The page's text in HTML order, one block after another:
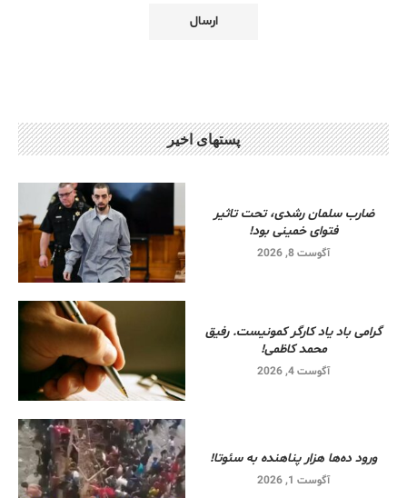
پستهای اخیر
ضارب سلمان رشدی، تحت تاثیر
فتوای خمینی بود!
آگوست 8, 2026
گرامی باد یاد کارگر کمونیست. رفیق
محمد کاظمی!
آگوست 4, 2026
ورود ده‌ها هزار پناهنده به سئوتا!
آگوست 1, 2026